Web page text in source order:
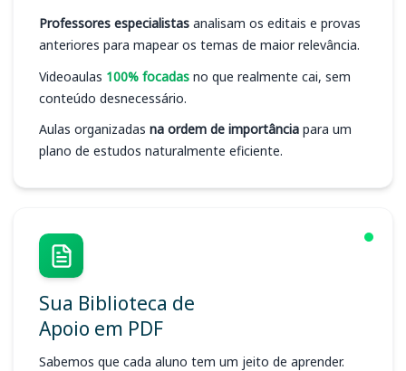
Professores especialistas analisam os editais e provas
anteriores para mapear os temas de maior relevância.
Videoaulas 100% focadas no que realmente cai, sem
conteúdo desnecessário.
Aulas organizadas na ordem de importância para um
plano de estudos naturalmente eficiente.
Sua Biblioteca de
Apoio em PDF
Sabemos que cada aluno tem um jeito de aprender.